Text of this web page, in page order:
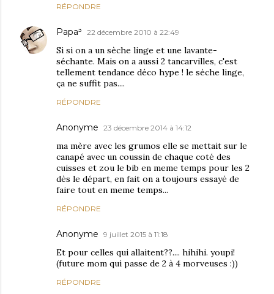
RÉPONDRE
Papa³ 22 décembre 2010 à 22:49
Si si on a un sèche linge et une lavante-
séchante. Mais on a aussi 2 tancarvilles, c'est
tellement tendance déco hype ! le sèche linge,
ça ne suffit pas....
RÉPONDRE
Anonyme 23 décembre 2014 à 14:12
ma mère avec les grumos elle se mettait sur le
canapé avec un coussin de chaque coté des
cuisses et zou le bib en meme temps pour les 2
dès le départ, en fait on a toujours essayé de
faire tout en meme temps...
RÉPONDRE
Anonyme 9 juillet 2015 à 11:18
Et pour celles qui allaitent??.... hihihi. youpi!
(future mom qui passe de 2 à 4 morveuses :))
RÉPONDRE